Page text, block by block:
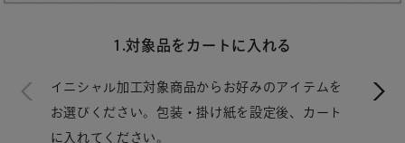
1.対象品をカートに入れる
イニシャル加工対象商品からお好みのアイテムを
お選びください。包装・掛け紙を設定後、カート
に入れてください。